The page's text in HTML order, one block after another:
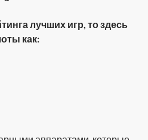
лучших игр, то здесь
как: